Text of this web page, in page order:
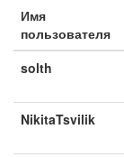
Имя
пользователя
solth
NikitaTsvilik